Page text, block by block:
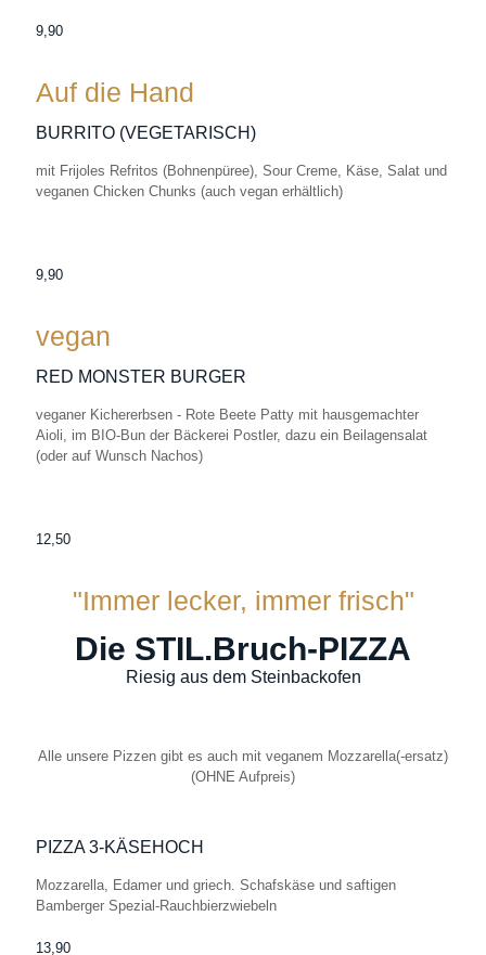
9,90
Auf die Hand
BURRITO (VEGETARISCH)
mit Frijoles Refritos (Bohnenpüree), Sour Creme, Käse, Salat und
veganen Chicken Chunks (auch vegan erhältlich)
9,90
vegan
RED MONSTER BURGER
veganer Kichererbsen - Rote Beete Patty mit hausgemachter
Aioli, im BIO-Bun der Bäckerei Postler, dazu ein Beilagensalat
(oder auf Wunsch Nachos)
12,50
"Immer lecker, immer frisch"
Die STIL.Bruch-PIZZA
Riesig aus dem Steinbackofen
Alle unsere Pizzen gibt es auch mit veganem Mozzarella(-ersatz)
(OHNE Aufpreis)
PIZZA 3-KÄSEHOCH
Mozzarella, Edamer und griech. Schafskäse und saftigen
Bamberger Spezial-Rauchbierzwiebeln
13,90